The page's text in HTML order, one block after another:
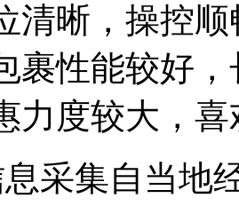
清晰，操控
裹性能较好
力度较大，
采集自当地